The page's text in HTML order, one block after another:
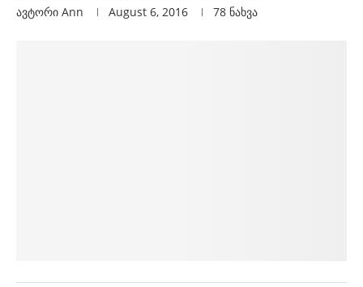
ავტორი Ann August 6, 2016 78 ნახვა